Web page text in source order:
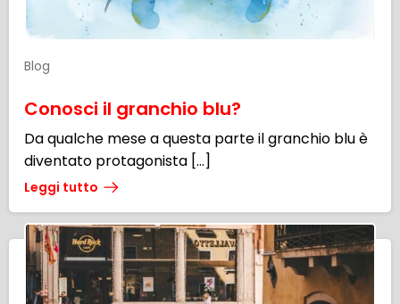
Blog
Conosci il granchio blu?
Da qualche mese a questa parte il granchio blu è
diventato protagonista […]
Leggi tutto